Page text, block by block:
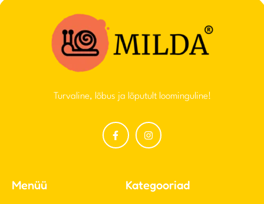
Turvaline, lõbus ja lõputult loominguline!
Menüü Kategooriad